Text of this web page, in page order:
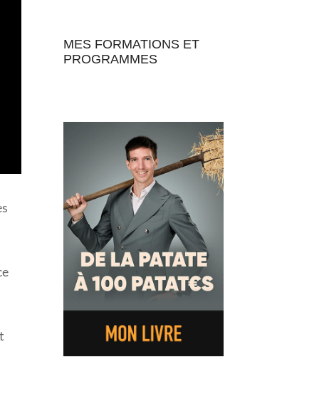
MES FORMATIONS ET
PROGRAMMES